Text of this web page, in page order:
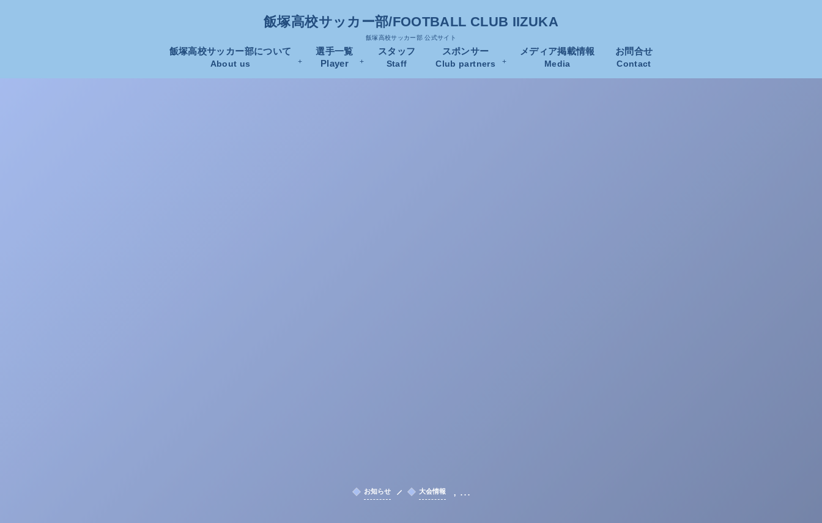
飯塚高校サッカー部/FOOTBALL CLUB IIZUKA
飯塚高校サッカー部 公式サイト
飯塚高校サッカー部について
About us
選手一覧
Player
スタッフ
Staff
スポンサー
Club partners
メディア掲載情報
Media
お問合せ
Contact
お知らせ 大会情報 , …